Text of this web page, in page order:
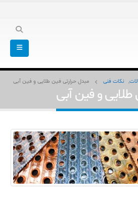
, نکات فنی مبدل حرارتی فین طلایی و فین آبی
و فین آبی